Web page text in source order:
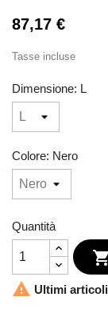
87,17 €
Tasse incluse
Dimensione: L
Colore: Nero
Quantità

 Ultimi